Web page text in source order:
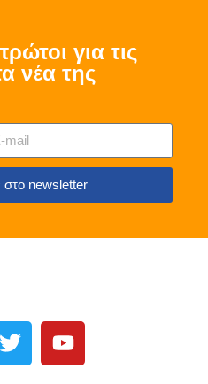
για τις
νέα της
στο newsletter